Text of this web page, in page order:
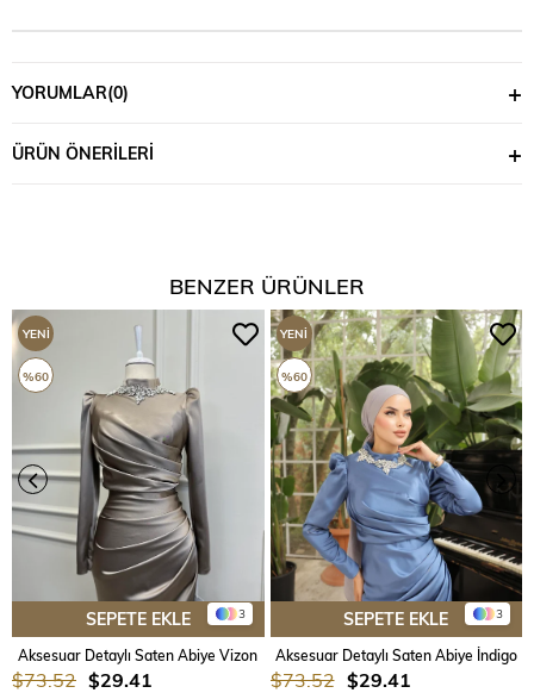
YORUMLAR(0)
ÜRÜN ÖNERILERI
BENZER ÜRÜNLER
3
SEPETE EKLE
Aksesuar Detaylı Saten Abiye Vizon
$29.41
$73.52
YENI
ÜRÜN
%60
3
SEPETE EKLE
Aksesuar Detaylı Saten Abiye İndigo
$29.41
$73.52
YENI
ÜRÜN
%60